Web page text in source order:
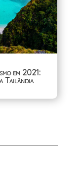
em 2021:
Tailândia